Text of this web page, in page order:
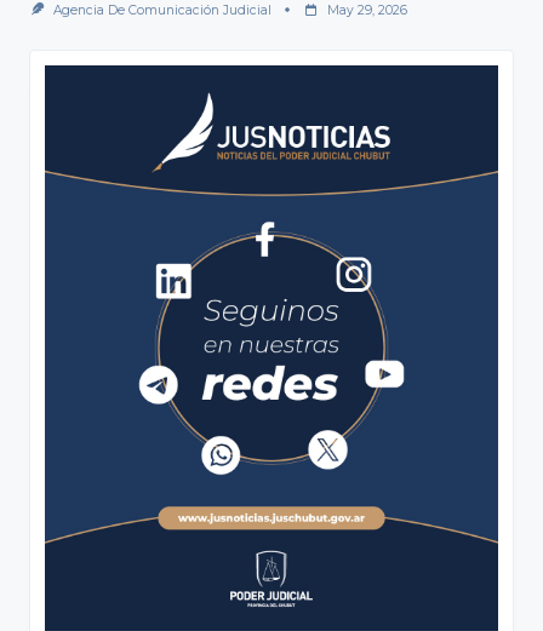
Agencia De Comunicación Judicial May 29, 2026